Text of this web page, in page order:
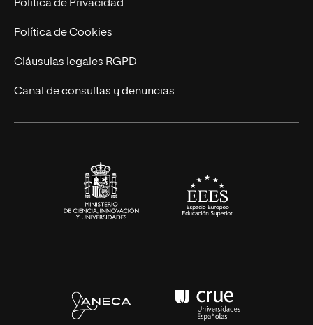
Cursos Universitarios
Actualidad
UNIR Revista
Eventos
Política de Privacidad
Política de Cookies
Cláusulas legales RGPD
Canal de consultas y denuncias